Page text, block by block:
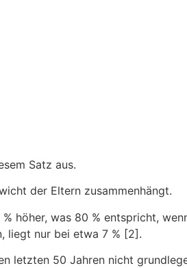
Satz aus.
der Eltern zusammenhängt.
höher, was 80 % entspricht,
liegt nur bei etwa 7 % [2].
letzten 50 Jahren nicht